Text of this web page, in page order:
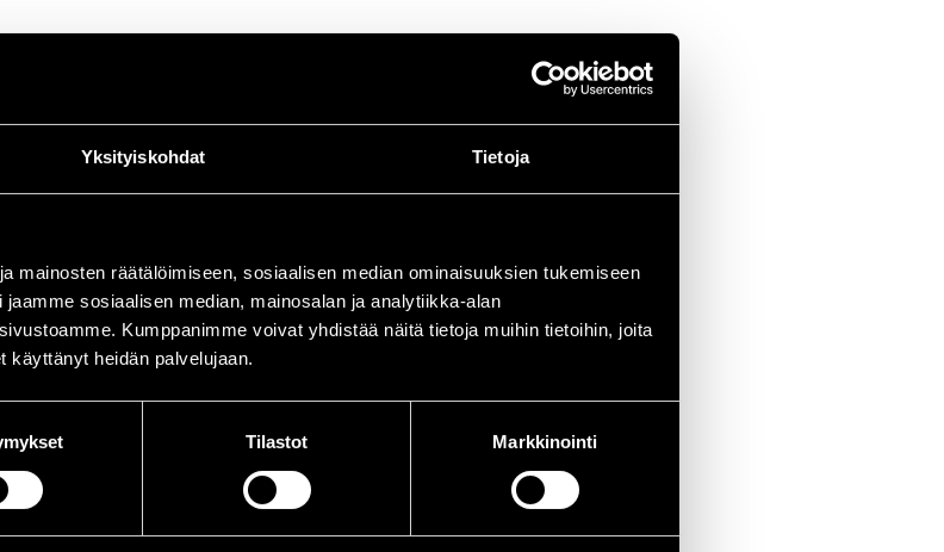
Yksityiskohdat Tietoja
mainosten räätälöimiseen, sosiaalisen median ominaisuuksien tukemiseen
sosiaalisen median, mainosalan ja analytiikka-alan
Kumppanimme voivat yhdistää näitä tietoja muihin tietoihin, joita
käyttänyt heidän palvelujaan.
Tilastot Markkinointi